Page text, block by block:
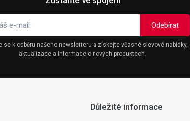
se k odběru našeho newsletteru a získejte včasné slevové nabídky,
aktualizace a informace o nových produktech.
Důležité informace